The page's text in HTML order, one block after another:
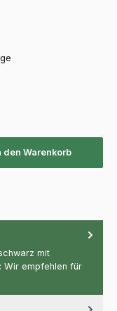
den Warenkorb
mit
Wir empfehlen für